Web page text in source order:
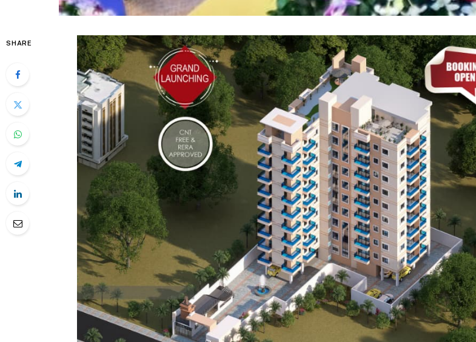
SHARE